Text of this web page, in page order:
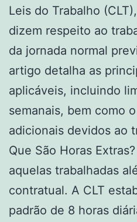
Leis do Trabalho
dizem respeito ao
da jornada normal
artigo detalha as
aplicáveis, incluindo
semanais, bem como
adicionais devidos ao
Que São Horas
aquelas trabalhadas
contratual. A CLT
padrão de 8 horas